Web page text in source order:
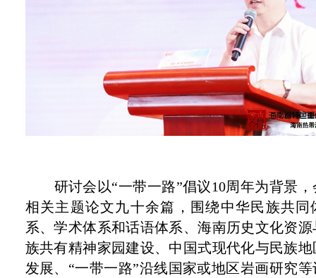
研讨会以“一带一路”倡议10周年为背景，
相关主题论文九十余篇，围绕中华民族共同
系、学术体系和话语体系、海南历史文化资
族共有精神家园建设、中国式现代化与民族
发展、“一带一路”沿线国家或地区岩画研究